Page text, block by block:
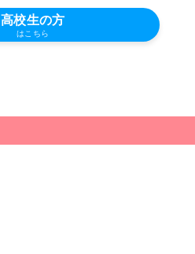
高校生の方
はこちら